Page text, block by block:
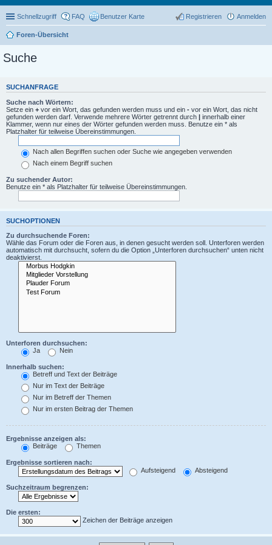
Schnellzugriff FAQ Benutzer Karte Anmelden
Registrieren
Foren-Übersicht
Suche
SUCHANFRAGE
Suche nach Wörtern:
Setze ein + vor ein Wort, das gefunden werden muss und ein - vor ein Wort, das nicht
gefunden werden darf. Verwende mehrere Wörter getrennt durch | innerhalb einer
Klammer, wenn nur eines der Wörter gefunden werden muss. Benutze ein * als
Platzhalter für teilweise Übereinstimmungen.
Nach allen Begriffen suchen oder Suche wie angegeben verwenden
Nach einem Begriff suchen
Zu suchender Autor:
Benutze ein * als Platzhalter für teilweise Übereinstimmungen.
SUCHOPTIONEN
Zu durchsuchende Foren:
Wähle das Forum oder die Foren aus, in denen gesucht werden soll. Unterforen werden
automatisch mit durchsucht, sofern du die Option „Unterforen durchsuchen“ unten nicht
deaktivierst.
Unterforen durchsuchen:
Ja
Nein
Innerhalb suchen:
Betreff und Text der Beiträge
Nur im Text der Beiträge
Nur im Betreff der Themen
Nur im ersten Beitrag der Themen
Ergebnisse anzeigen als:
Beiträge
Themen
Ergebnisse sortieren nach:
Aufsteigend
Absteigend
Suchzeitraum begrenzen:
Die ersten:
Zeichen der Beiträge anzeigen